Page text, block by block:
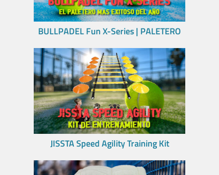
BULLPADEL Fun X-Series | PALETERO
JISSTA Speed Agility Training Kit